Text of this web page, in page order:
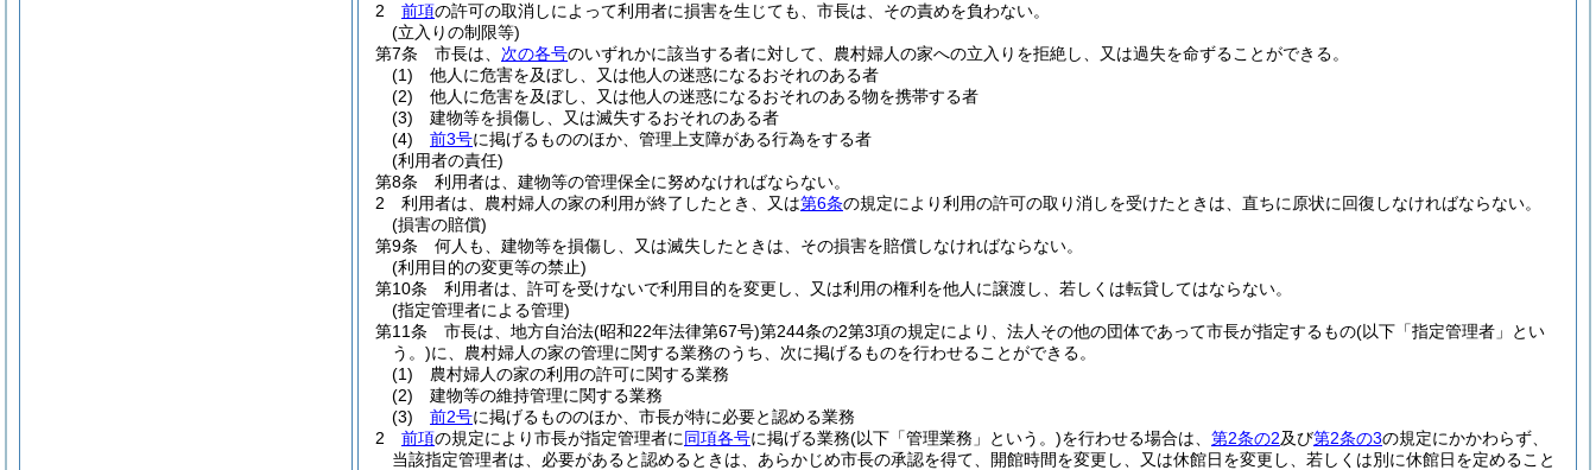
2
前項の許可の取消しによって利用者に損害を生じても、市長は、その責めを負わない。
(立入りの制限等)
第7条
市長は、 次の各号のいずれかに該当する者に対して、農村婦人の家への立入りを拒絶し、又は過失を命ずることができる。
(1)
他人に危害を及ぼし、又は他人の迷惑になるおそれのある者
(2)
他人に危害を及ぼし、又は他人の迷惑になるおそれのある物を携帯する者
(3)
建物等を損傷し、又は滅失するおそれのある者
(4)
前3号に掲げるもののほか、管理上支障がある行為をする者
(利用者の責任)
第8条
利用者は、建物等の管理保全に努めなければならない。
2
利用者は、農村婦人の家の利用が終了したとき、又は第6条の規定により利用の許可の取り消しを受けたときは、直ちに原状に回復しなければならない。
(損害の賠償)
第9条
何人も、建物等を損傷し、又は滅失したときは、その損害を賠償しなければならない。
(利用目的の変更等の禁止)
第10条
利用者は、許可を受けないで利用目的を変更し、又は利用の権利を他人に譲渡し、若しくは転貸してはならない。
(指定管理者による管理)
第11条
市長は、地方自治法(昭和22年法律第67号)第244条の2第3項の規定により、法人その他の団体であって市長が指定するもの(以下「指定管理者」とい
う。)に、農村婦人の家の管理に関する業務のうち、次に掲げるものを行わせることができる。
(1)
農村婦人の家の利用の許可に関する業務
(2)
建物等の維持管理に関する業務
(3)
前2号に掲げるもののほか、市長が特に必要と認める業務
2
前項の規定により市長が指定管理者に同項各号に掲げる業務(以下「管理業務」という。)を行わせる場合は、 第2条の2及び第2条の3の規定にかかわらず、
当該指定管理者は、必要があると認めるときは、あらかじめ市長の承認を得て、開館時間を変更し、又は休館日を変更し、若しくは別に休館日を定めること